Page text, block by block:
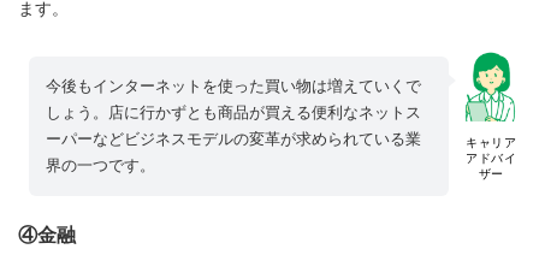
ます。
キャリア
アドバイ
ザー
今後もインターネットを使った買い物は増えていくで
しょう。店に行かずとも商品が買える便利なネットス
ーパーなどビジネスモデルの変革が求められている業
界の一つです。
④金融